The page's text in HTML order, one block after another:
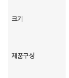
크기
제품구성